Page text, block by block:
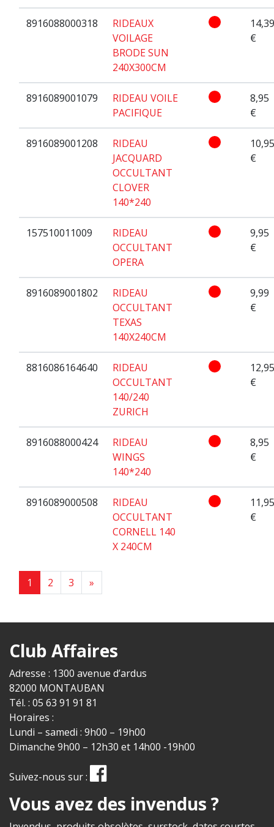
8916088000318
RIDEAUX
VOILAGE
BRODE SUN
240X300CM
14,39
€
8916089001079
RIDEAU VOILE
PACIFIQUE
8,95
€
8916089001208
RIDEAU
JACQUARD
OCCULTANT
CLOVER
140*240
10,95
€
157510011009
RIDEAU
OCCULTANT
OPERA
9,95
€
8916089001802
RIDEAU
OCCULTANT
TEXAS
140X240CM
9,99
€
8816086164640
RIDEAU
OCCULTANT
140/240
ZURICH
12,95
€
8916088000424
RIDEAU
WINGS
140*240
8,95
€
8916089000508
RIDEAU
OCCULTANT
CORNELL 140
X 240CM
11,95
€
1 2 3 »
Club Affaires
Adresse : 1300 avenue d’ardus
82000 MONTAUBAN
Tél. : 05 63 91 91 81
Horaires :
Lundi – samedi : 9h00 – 19h00
Dimanche 9h00 – 12h30 et 14h00 -19h00
Suivez-nous sur :
Vous avez des invendus ?